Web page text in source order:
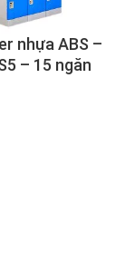
nhựa ABS –
– 15 ngăn